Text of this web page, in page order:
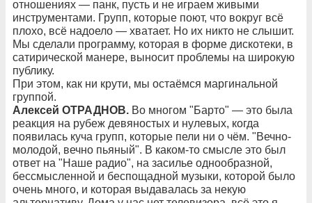
отношениях — панк, пусть и не играем живыми
инструментами. Групп, которые поют, что вокруг всё
плохо, всё надоело — хватает. Но их никто не слышит.
Мы сделали программу, которая в форме дискотеки, в
сатирической манере, выносит проблемы на широкую
публику.
При этом, как ни крути, мы остаёмся маргинальной
группой.
Алексей ОТРАДНОВ. Во многом "Барто" — это была
реакция на рубеж девяностых и нулевых, когда
появилась куча групп, которые пели ни о чём. "Вечно-
молодой, вечно пьяный". В каком-то смысле это был
ответ на "Наше радио", на засилье однообразной,
бессмысленной и беспощадной музыки, которой было
очень много, и которая выдавалась за некую